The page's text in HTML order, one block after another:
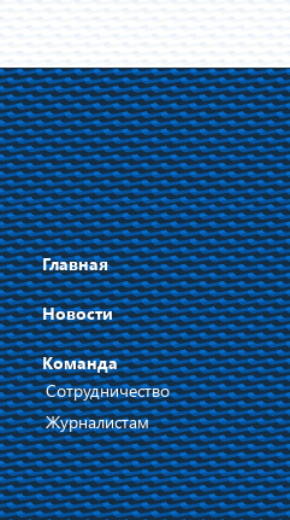
Главная
Новости
Команда
Сотрудничество
Журналистам